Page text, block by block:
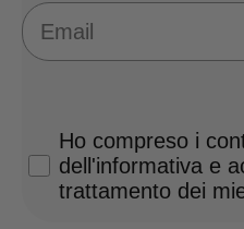
Email
Privacy Policy
Ho compreso i
dell'informativa e
trattamento dei